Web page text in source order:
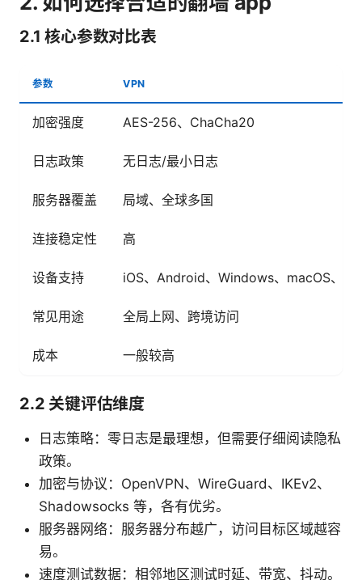
2.1 核心参数对比表
参数 VPN
加密强度 AES-256、ChaCha20
日志政策 无日志/最小日志
服务器覆盖 局域、全球多国
连接稳定性 高
设备支持 iOS、Android、Windows、macOS、路
常见用途 全局上网、跨境访问
成本 一般较高
2.2 关键评估维度
日志策略：零日志是最理想，但需要仔细阅读隐私
政策。
加密与协议：OpenVPN、WireGuard、IKEv2、
Shadowsocks 等，各有优劣。
服务器网络：服务器分布越广，访问目标区域越容
易。
速度测试数据：相邻地区测试时延、带宽、抖动。